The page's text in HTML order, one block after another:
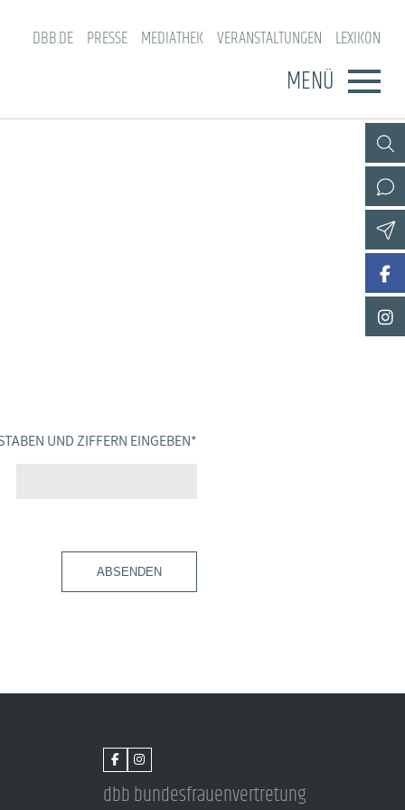
DBB.DE PRESSE MEDIATHEK VERANSTALTUNGEN LEXIKON
MENÜ
UND ZIFFERN EINGEBEN *
ABSENDEN
dbb bundesfrauenvertretung